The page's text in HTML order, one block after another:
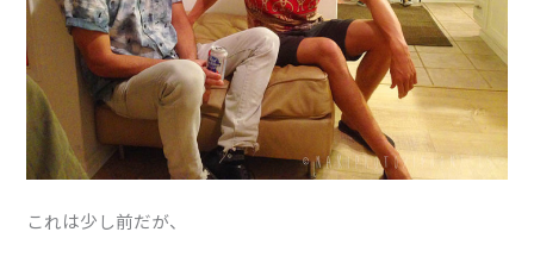
これは少し前だが、